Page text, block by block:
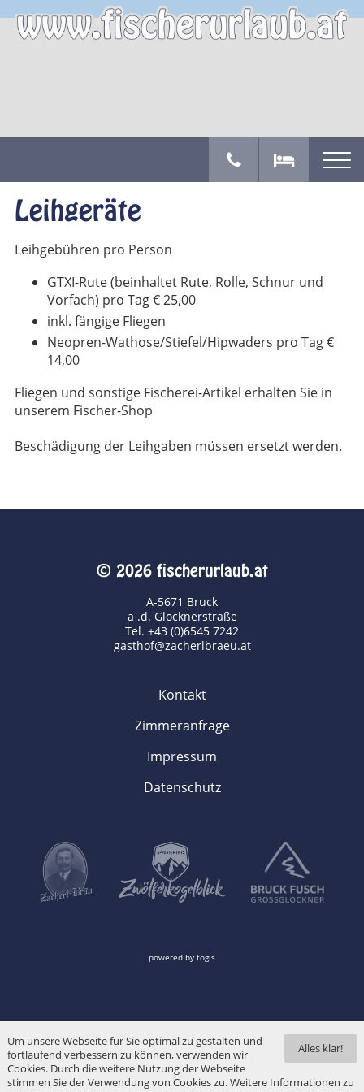
Leihgeräte
Leihgebühren pro Person
GTXI-Rute (beinhaltet Rute, Rolle, Schnur und
Vorfach) pro Tag € 25,00
inkl. fängige Fliegen
Neopren-Wathose/Stiefel/Hipwaders pro Tag €
14,00
Fliegen und sonstige Fischerei-Artikel erhalten Sie in
unserem Fischer-Shop
Beschädigung der Leihgaben müssen ersetzt werden.
© 2026 fischerurlaub.at
A-5671 Bruck
a .d. Glocknerstraße
Tel. +43 (0)6545 7242
gasthof@zacherlbraeu.at
Kontakt
Zimmeranfrage
Impressum
Datenschutz
powered by togis
Alles klar!
Um unsere Webseite für Sie optimal zu gestalten und
fortlaufend verbessern zu können, verwenden wir
Cookies. Durch die weitere Nutzung der Webseite
stimmen Sie der Verwendung von Cookies zu. Weitere Informationen zu